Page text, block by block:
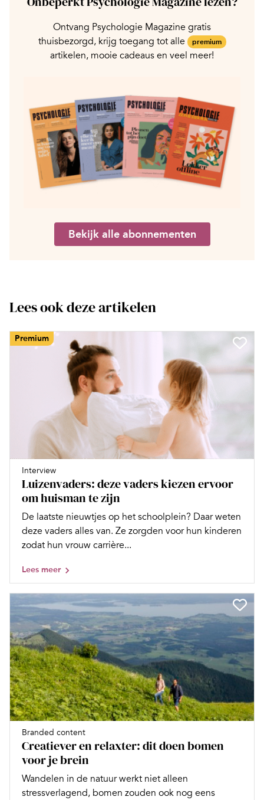
Ontvang Psychologie Magazine gratis
thuisbezorgd, krijg toegang tot alle
premium
artikelen, mooie cadeaus en veel meer!
Bekijk alle abonnementen
Lees ook deze artikelen
Premium
Interview
Luizenvaders: deze vaders kiezen ervoor
om huisman te zijn
De laatste nieuwtjes op het schoolplein? Daar weten
deze vaders alles van. Ze zorgden voor hun kinderen
zodat hun vrouw carrière...
Lees meer
Branded content
Creatiever en relaxter: dit doen bomen
voor je brein
Wandelen in de natuur werkt niet alleen
stressverlagend, bomen zouden ook nog eens